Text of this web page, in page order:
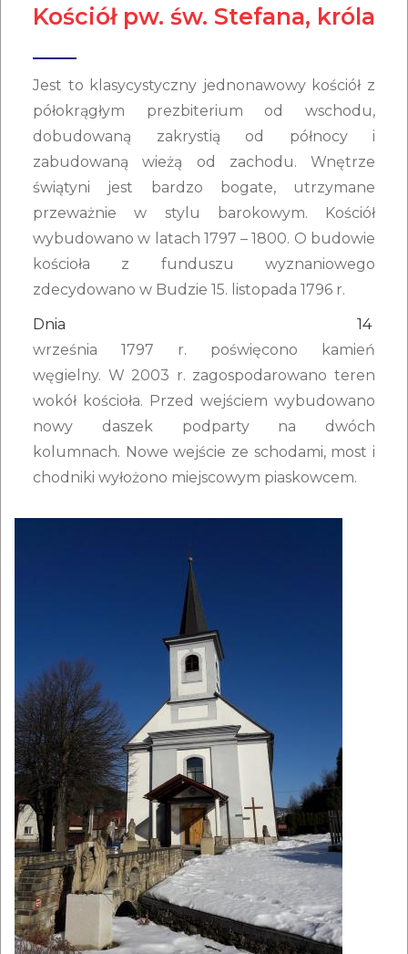
Kościół pw. św. Stefana, króla
Jest to klasycystyczny jednonawowy kościół z
półokrągłym prezbiterium od wschodu,
dobudowaną zakrystią od północy i
zabudowaną wieżą od zachodu. Wnętrze
świątyni jest bardzo bogate, utrzymane
przeważnie w stylu barokowym. Kościół
wybudowano w latach 1797 – 1800. O budowie
kościoła z funduszu wyznaniowego
zdecydowano w Budzie 15. listopada 1796 r.
Dnia 14
września 1797 r. poświęcono kamień
węgielny. W 2003 r. zagospodarowano teren
wokół kościoła. Przed wejściem wybudowano
nowy daszek podparty na dwóch
kolumnach. Nowe wejście ze schodami, most i
chodniki wyłożono miejscowym piaskowcem.